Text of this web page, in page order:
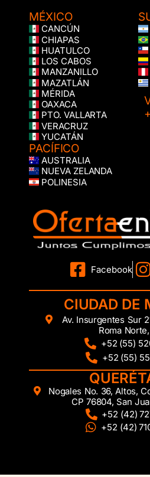
MÉXICO
CANCÚN
CHIAPAS
HUATULCO
LOS CABOS
MANZANILLO
MAZATLÁN
MÉRIDA
OAXACA
PTO. VALLARTA
VERACRUZ
YUCATÁN
PACÍFICO
AUSTRALIA
NUEVA ZELANDA
POLINESIA
Facebook
CIUDAD DE
Av. Insurgentes Sur
Roma
+52 (55)
+52 (55)
Nogales No. 36, Altos,
CP 76804, San
+52 (42)
+52 (42)